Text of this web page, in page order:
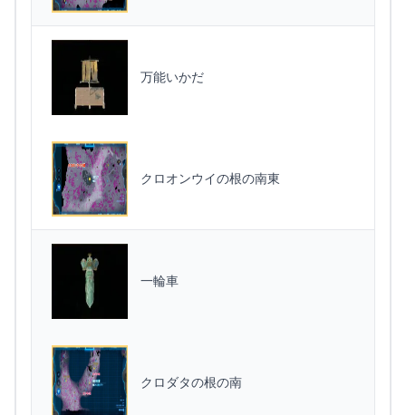
万能いかだ
クロオンウイの根の南東
一輪車
クロダタの根の南